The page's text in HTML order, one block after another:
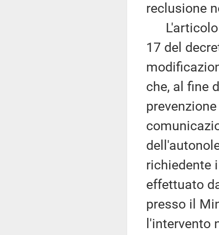
reclusione
L'articolo
17 del
che, al fine
richiedente
effettuato
presso il
l'intervento